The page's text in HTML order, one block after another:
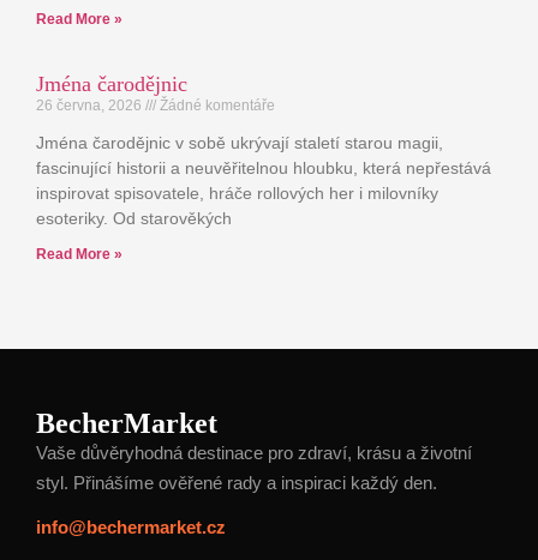
Read More »
Jména čarodějnic
26 června, 2026 Žádné komentáře
Jména čarodějnic v sobě ukrývají staletí starou magii,
fascinující historii a neuvěřitelnou hloubku, která nepřestává
inspirovat spisovatele, hráče rollových her i milovníky
esoteriky. Od starověkých
Read More »
BecherMarket
Vaše důvěryhodná destinace pro zdraví, krásu a životní
styl. Přinášíme ověřené rady a inspiraci každý den.
info@bechermarket.cz